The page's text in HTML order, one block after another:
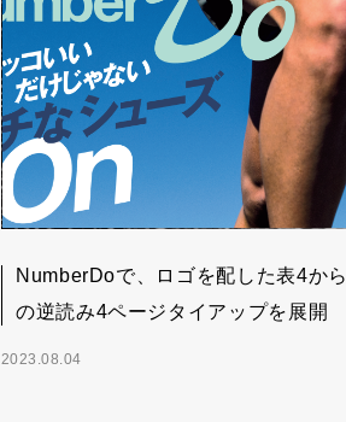
NumberDoで、ロゴを配した表4から
の逆読み4ページタイアップを展開
2023.08.04